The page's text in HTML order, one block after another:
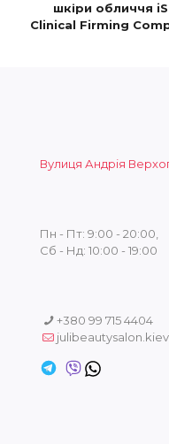
шкіри обличчя iS
Clinical Firming
Вулиця Андрія
Пн - Пт: 9:00 - 20:00,
Сб - Нд: 10:00 - 19:00
+380 99 715 4404